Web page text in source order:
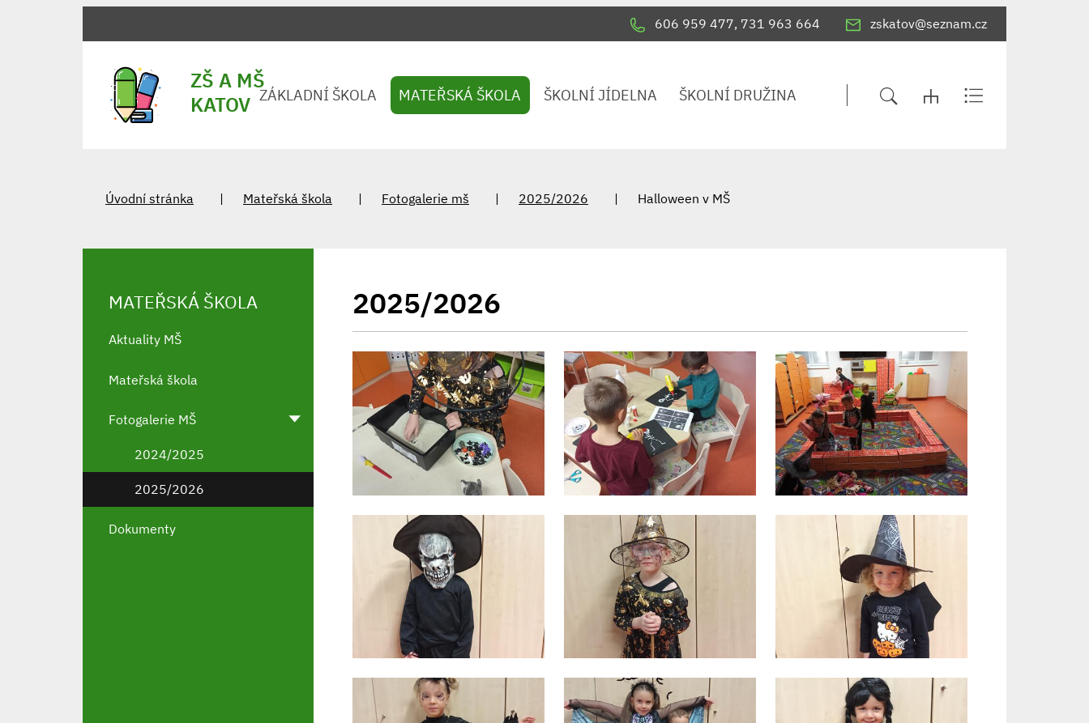
606 959 477, 731 963 664 zskatov@seznam.cz
ZŠ A MŠ
KATOV ZÁKLADNÍ ŠKOLA MATEŘSKÁ ŠKOLA ŠKOLNÍ JÍDELNA ŠKOLNÍ DRUŽINA
Úvodní stránka Mateřská škola Fotogalerie mš 2025/2026 Halloween v MŠ
2025/2026
MATEŘSKÁ ŠKOLA
Aktuality MŠ
Mateřská škola
Fotogalerie MŠ
2024/2025
2025/2026
Dokumenty